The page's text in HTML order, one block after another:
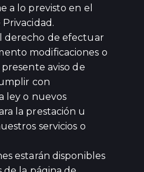
a lo previsto en el
derecho de efectuar
modificaciones o
aviso de
con
ley o nuevos
la prestación u
servicios o
estarán disponibles